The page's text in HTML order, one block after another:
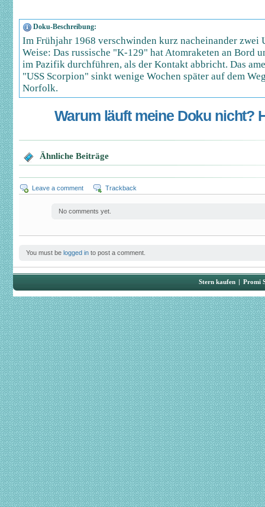
Doku-Beschreibung:
Im Frühjahr 1968 verschwinden kurz nacheinander zwei
Weise: Das russische "K-129" hat Atomraketen an Bord
im Pazifik durchführen, als der Kontakt abbricht. Das
"USS Scorpion" sinkt wenige Wochen später auf dem
Norfolk.
Warum läuft meine Doku nicht?
Ähnliche Beiträge
Leave a comment Trackback
No comments yet.
You must be logged in to post a comment.
Stern kaufen | Promi